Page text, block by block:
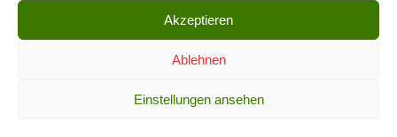
Akzeptieren
Ablehnen
Einstellungen ansehen